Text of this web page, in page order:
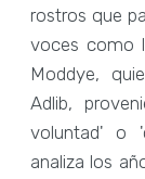
rostros que
voces como
Moddye,
Adlib,
voluntad' o
analiza los